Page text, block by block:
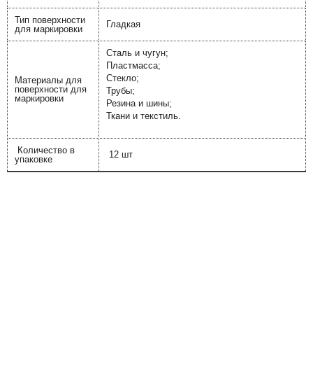
Тип поверхности
для маркировки
Гладкая
Материалы для
поверхности для
маркировки
Сталь и чугун;
Пластмасса;
Стекло;
Трубы;
Резина и шины;
Ткани и текстиль.
Количество в
упаковке
12 шт